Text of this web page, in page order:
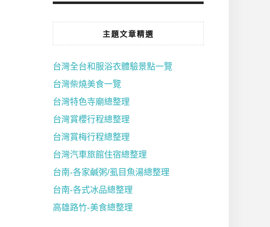
主題文章精選
台灣全台和服浴衣體驗景點一覽
台灣柴燒美食一覽
台灣特色寺廟總整理
台灣賞櫻行程總整理
台灣賞梅行程總整理
台灣汽車旅館住宿總整理
台南-各家鹹粥/虱目魚湯總整理
台南-各式冰品總整理
高雄路竹-美食總整理